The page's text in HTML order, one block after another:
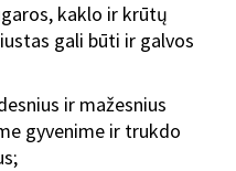
kaklo ir krūtų
gali būti ir galvos
ir mažesnius
gyvenime ir trukdo